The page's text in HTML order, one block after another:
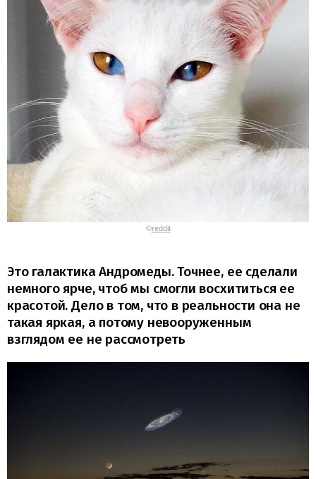
©reddit
Это галактика Андромеды. Точнее, ее сделали
немного ярче, чтоб мы смогли восхититься ее
красотой. Дело в том, что в реальности она не
такая яркая, а потому невооруженным
взглядом ее не рассмотреть